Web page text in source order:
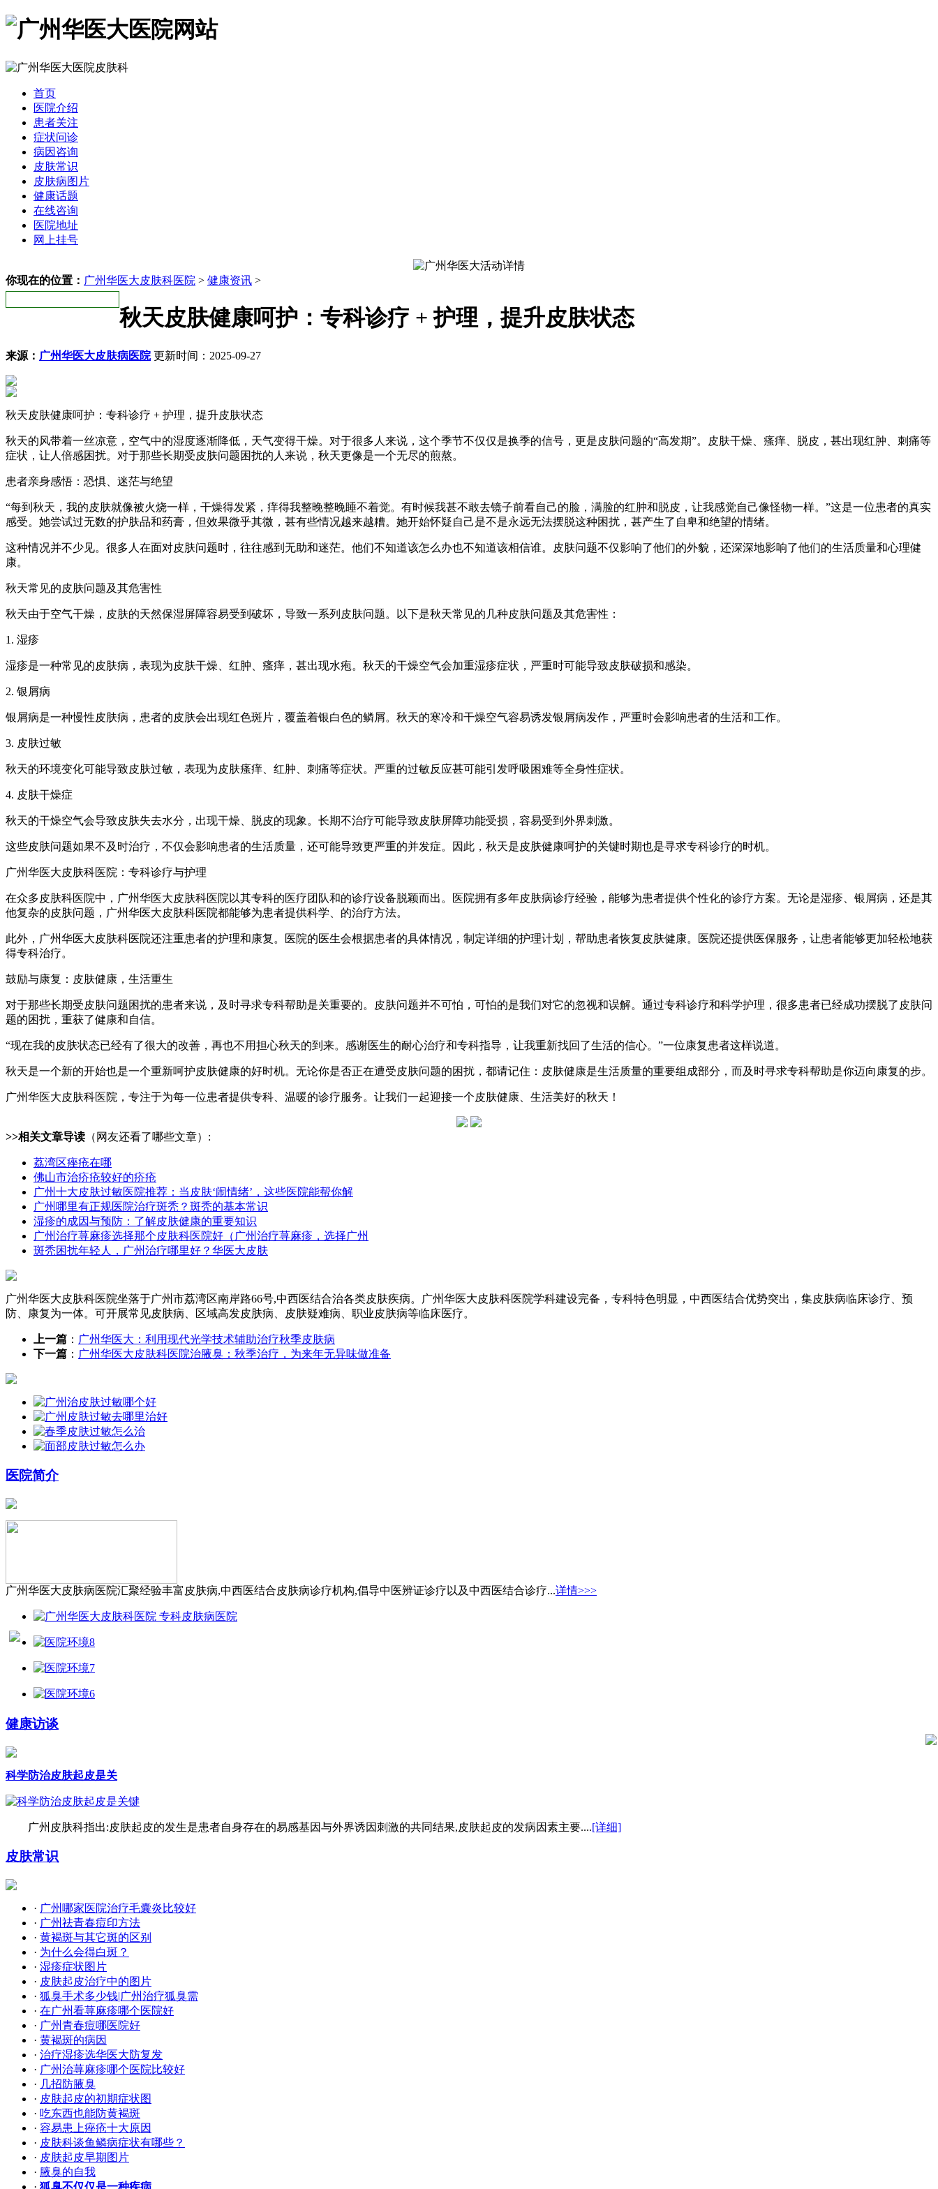
首页
医院介绍
患者关注
症状问诊
病因咨询
皮肤常识
皮肤病图片
健康话题
在线咨询
医院地址
网上挂号
你现在的位置： 广州华医大皮肤科医院 > 健康资讯 >
秋天皮肤健康呵护：专科诊疗 + 护理，提升皮肤状态
来源： 广州华医大皮肤病医院更新时间：2025-09-27
秋天皮肤健康呵护：专科诊疗 + 护理，提升皮肤状态
秋天的风带着一丝凉意，空气中的湿度逐渐降低，天气变得干燥。对于很多人来说，这个季节不仅仅是换季的信号，更是皮肤问题的“高发期”。皮肤干燥、瘙痒、脱皮，甚出现红肿、刺痛等
症状，让人倍感困扰。对于那些长期受皮肤问题困扰的人来说，秋天更像是一个无尽的煎熬。
患者亲身感悟：恐惧、迷茫与绝望
“每到秋天，我的皮肤就像被火烧一样，干燥得发紧，痒得我整晚整晚睡不着觉。有时候我甚不敢去镜子前看自己的脸，满脸的红肿和脱皮，让我感觉自己像怪物一样。”这是一位患者的真实
感受。她尝试过无数的护肤品和药膏，但效果微乎其微，甚有些情况越来越糟。她开始怀疑自己是不是永远无法摆脱这种困扰，甚产生了自卑和绝望的情绪。
这种情况并不少见。很多人在面对皮肤问题时，往往感到无助和迷茫。他们不知道该怎么办也不知道该相信谁。皮肤问题不仅影响了他们的外貌，还深深地影响了他们的生活质量和心理健
康。
秋天常见的皮肤问题及其危害性
秋天由于空气干燥，皮肤的天然保湿屏障容易受到破坏，导致一系列皮肤问题。以下是秋天常见的几种皮肤问题及其危害性：
1. 湿疹
湿疹是一种常见的皮肤病，表现为皮肤干燥、红肿、瘙痒，甚出现水疱。秋天的干燥空气会加重湿疹症状，严重时可能导致皮肤破损和感染。
2. 银屑病
银屑病是一种慢性皮肤病，患者的皮肤会出现红色斑片，覆盖着银白色的鳞屑。秋天的寒冷和干燥空气容易诱发银屑病发作，严重时会影响患者的生活和工作。
3. 皮肤过敏
秋天的环境变化可能导致皮肤过敏，表现为皮肤瘙痒、红肿、刺痛等症状。严重的过敏反应甚可能引发呼吸困难等全身性症状。
4. 皮肤干燥症
秋天的干燥空气会导致皮肤失去水分，出现干燥、脱皮的现象。长期不治疗可能导致皮肤屏障功能受损，容易受到外界刺激。
这些皮肤问题如果不及时治疗，不仅会影响患者的生活质量，还可能导致更严重的并发症。因此，秋天是皮肤健康呵护的关键时期也是寻求专科诊疗的时机。
广州华医大皮肤科医院：专科诊疗与护理
在众多皮肤科医院中，广州华医大皮肤科医院以其专科的医疗团队和的诊疗设备脱颖而出。医院拥有多年皮肤病诊疗经验，能够为患者提供个性化的诊疗方案。无论是湿疹、银屑病，还是其
他复杂的皮肤问题，广州华医大皮肤科医院都能够为患者提供科学、的治疗方法。
此外，广州华医大皮肤科医院还注重患者的护理和康复。医院的医生会根据患者的具体情况，制定详细的护理计划，帮助患者恢复皮肤健康。医院还提供医保服务，让患者能够更加轻松地获
得专科治疗。
鼓励与康复：皮肤健康，生活重生
对于那些长期受皮肤问题困扰的患者来说，及时寻求专科帮助是关重要的。皮肤问题并不可怕，可怕的是我们对它的忽视和误解。通过专科诊疗和科学护理，很多患者已经成功摆脱了皮肤问
题的困扰，重获了健康和自信。
“现在我的皮肤状态已经有了很大的改善，再也不用担心秋天的到来。感谢医生的耐心治疗和专科指导，让我重新找回了生活的信心。”一位康复患者这样说道。
秋天是一个新的开始也是一个重新呵护皮肤健康的好时机。无论你是否正在遭受皮肤问题的困扰，都请记住：皮肤健康是生活质量的重要组成部分，而及时寻求专科帮助是你迈向康复的步。
广州华医大皮肤科医院，专注于为每一位患者提供专科、温暖的诊疗服务。让我们一起迎接一个皮肤健康、生活美好的秋天！
>>相关文章导读 （网友还看了哪些文章）:
荔湾区痤疮在哪
佛山市治疥疮较好的疥疮
广州十大皮肤过敏医院推荐：当皮肤‘闹情绪’，这些医院能帮你解
广州哪里有正规医院治疗斑秃？斑秃的基本常识
湿疹的成因与预防：了解皮肤健康的重要知识
广州治疗荨麻疹选择那个皮肤科医院好（广州治疗荨麻疹，选择广州
斑秃困扰年轻人，广州治疗哪里好？华医大皮肤
广州华医大皮肤科医院坐落于广州市荔湾区南岸路66号,中西医结合治各类皮肤疾病。广州华医大皮肤科医院学科建设完备，专科特色明显，中西医结合优势突出，集皮肤病临床诊疗、预
防、康复为一体。可开展常见皮肤病、区域高发皮肤病、皮肤疑难病、职业皮肤病等临床医疗。
上一篇 ： 广州华医大：利用现代光学技术辅助治疗秋季皮肤病
下一篇 ： 广州华医大皮肤科医院治腋臭：秋季治疗，为来年无异味做准备
医院简介
广州华医大皮肤病医院汇聚经验丰富皮肤病,中西医结合皮肤病诊疗机构,倡导中医辨证诊疗以及中西医结合诊疗...详情>>>
健康访谈
科学防治皮肤起皮是关
广州皮肤科指出:皮肤起皮的发生是患者自身存在的易感基因与外界诱因刺激的共同结果,皮肤起皮的发病因素主要....[详细]
皮肤常识
· 广州哪家医院治疗毛囊炎比较好
· 广州祛青春痘印方法
· 黄褐斑与其它斑的区别
· 为什么会得白斑？
· 湿疹症状图片
· 皮肤起皮治疗中的图片
· 狐臭手术多少钱|广州治疗狐臭需
· 在广州看荨麻疹哪个医院好
· 广州青春痘哪医院好
· 黄褐斑的病因
· 治疗湿疹选华医大防复发
· 广州治荨麻疹哪个医院比较好
· 几招防腋臭
· 皮肤起皮的初期症状图
· 吃东西也能防黄褐斑
· 容易患上痤疮十大原因
· 皮肤科谈鱼鳞病症状有哪些？
· 皮肤起皮早期图片
· 腋臭的自我
· 狐臭不仅仅是一种疾病